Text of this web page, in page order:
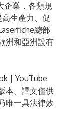
企業，各類規
生產力、促
總部
洲和亞洲設有
| YouTube
本。譯文僅供
唯一具法律效